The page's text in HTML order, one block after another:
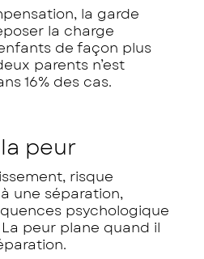
la garde
la charge
de façon plus
parents n’est
16% des cas.
peur
risque
une séparation,
psychologique
peur plane quand il